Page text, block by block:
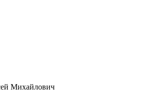
Михайлович